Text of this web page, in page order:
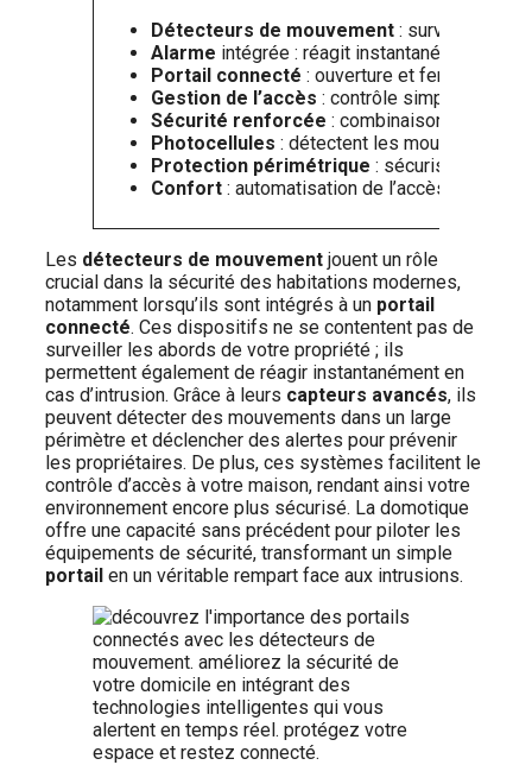
Détecteurs de mouvement : surveillent
Alarme intégrée : réagit instantanément en
Portail connecté : ouverture et fermeture à
Gestion de l’accès : contrôle simplifié de
Sécurité renforcée : combinaison de
Photocellules : détectent les mouvements
Protection périmétrique : sécurisation de
Confort : automatisation de l’accès à votre
Les détecteurs de mouvement jouent un rôle
crucial dans la sécurité des habitations modernes,
notamment lorsqu’ils sont intégrés à un portail
connecté. Ces dispositifs ne se contentent pas de
surveiller les abords de votre propriété ; ils
permettent également de réagir instantanément en
cas d’intrusion. Grâce à leurs capteurs avancés, ils
peuvent détecter des mouvements dans un large
périmètre et déclencher des alertes pour prévenir
les propriétaires. De plus, ces systèmes facilitent le
contrôle d’accès à votre maison, rendant ainsi votre
environnement encore plus sécurisé. La domotique
offre une capacité sans précédent pour piloter les
équipements de sécurité, transformant un simple
portail en un véritable rempart face aux intrusions.